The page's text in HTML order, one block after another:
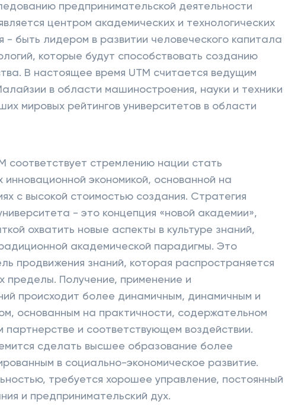
предпринимательской деятельности
центром академических и технологических
- быть лидером в развитии человеческого капитала
которые будут способствовать созданию
В настоящее время UTM считается ведущим
в области машиностроения, науки и техники
мировых рейтингов университетов в области
соответствует стремлению нации стать
инновационной экономикой, основанной на
с высокой стоимостью создания. Стратегия
- это концепция «новой академии»,
охватить новые аспекты в культуре знаний,
академической парадигмы. Это
продвижения знаний, которая распространяется
пределы. Получение, применение и
происходит более динамичным, динамичным и
основанным на практичности, содержательном
партнерстве и соответствующем воздействии.
сделать высшее образование более
в социально-экономическое развитие.
требуется хорошее управление, постоянный
и предпринимательский дух.